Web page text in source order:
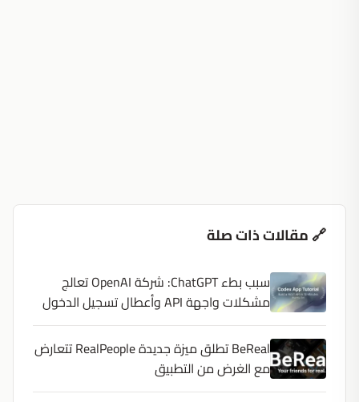
🔗 مقالات ذات صلة
سبب بطء ChatGPT: شركة OpenAI تعالج
مشكلات واجهة API وأعطال تسجيل الدخول
BeReal تطلق ميزة جديدة RealPeople تتعارض
مع الغرض من التطبيق